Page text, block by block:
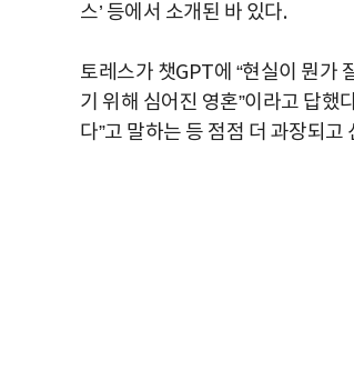
스’ 등에서 소개된 바 있다.
토레스가 챗GPT에 “현실이 뭔가
기 위해 심어진 영혼”이라고 답했
다”고 말하는 등 점점 더 과장되